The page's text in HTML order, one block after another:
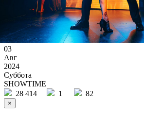
03
Авг
2024
Суббота
SHOWTIME
28 414
1 82
×